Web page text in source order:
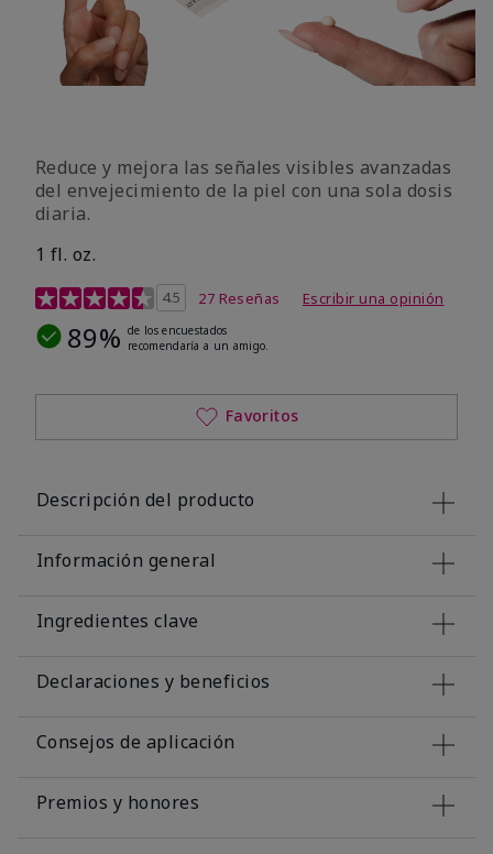
Reduce y mejora las señales visibles avanzadas
del envejecimiento de la piel con una sola dosis
diaria.
1 fl. oz.
Calificación de clientes de 4,1 de 5
4.5 27 Reseñas Escribir una opinión
89% de los encuestados
recomendaría a un amigo.
Favoritos
Descripción del producto
Información general
Ingredientes clave
Declaraciones y beneficios
Consejos de aplicación
Premios y honores